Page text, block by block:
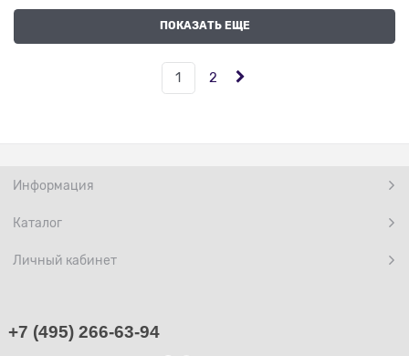
ПОКАЗАТЬ ЕЩЕ
1 2
Информация
Каталог
Личный кабинет
+7 (495) 266-63-94